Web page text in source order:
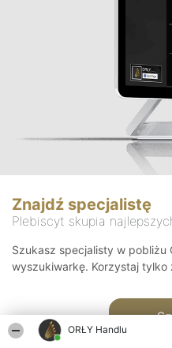
ORŁY Handlu
Znajdź specjalistę
Plebiscyt skupia
Szukasz specjalisty w pobliżu
wyszukiwarkę. Korzystaj tylko